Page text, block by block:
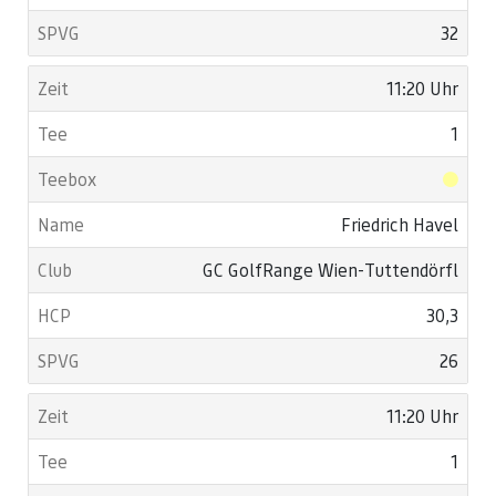
32
11:20 Uhr
1
Friedrich Havel
GC GolfRange Wien-Tuttendörfl
30,3
26
11:20 Uhr
1